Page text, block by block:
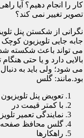
کار را انجام دهیم؟ آیا
تصویر تغییر نمی کند؟
نگرانی از شکستن پنل
جابه جایی تلویزیون
می تواند باعث شکسته
بالایی دارد و یا حتی
می شود؛ ولی باید به
بود.مانند: گلس
تعویض پنل تلویزیون
با کمتر قیمت در
نمایندگی تعمیر
گلس محافظ صفحه
راهکارها